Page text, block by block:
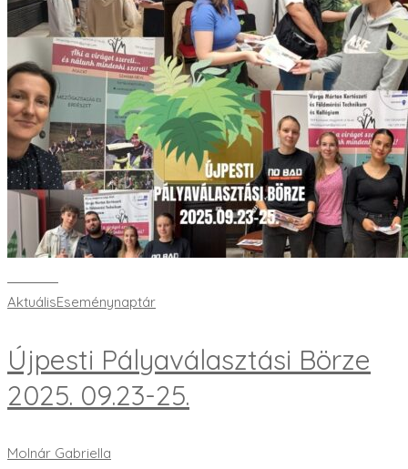
AktuálisEseménynaptár
Újpesti Pályaválasztási Börze
2025. 09.23-25.
Molnár Gabriella